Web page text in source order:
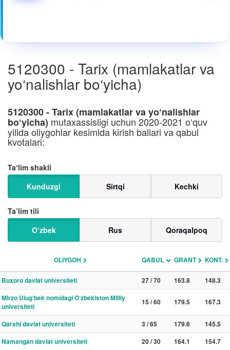
5120300 - Tarix (mamlakatlar va
yo‘nalishlar bo‘yicha)
5120300 - Tarix (mamlakatlar va yo‘nalishlar
bo‘yicha) mutaxassisligi uchun 2020-2021 o‘quv
yilida oliygohlar kesimida kirish ballari va qabul
kvotalari:
Taʼlim shakli
Kunduzgi
Sirtqi Kechki
Ta’lim tili
O‘zbek
Rus Qoraqalpoq
OLIYGOH QABUL GRANT KONT.
Buxoro davlat universiteti 27 / 70 163.8
148.3
Mirzo Ulug‘bek nomidagi O‘zbekiston Milliy
universiteti
15 / 60 179.5 167.3
Qarshi davlat universiteti 3 / 65 179.6
145.5
Namangan davlat universiteti
20 / 30 164.1
154.7